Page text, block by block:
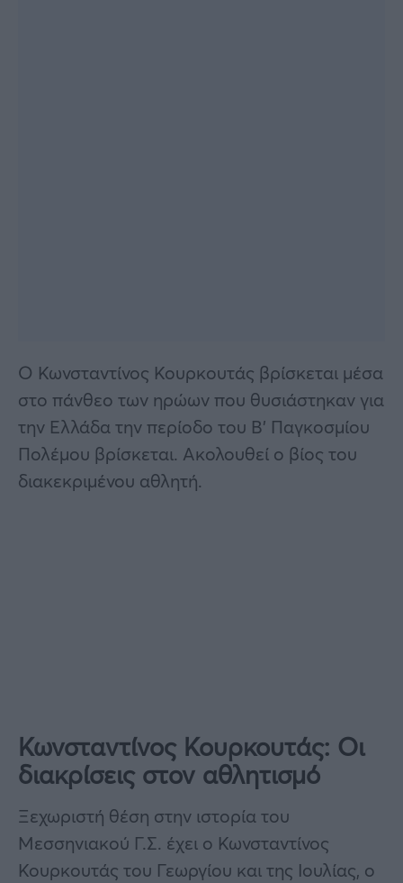
Ο Κωνσταντίνος Κουρκουτάς βρίσκεται μέσα
στο πάνθεο των ηρώων που θυσιάστηκαν για
την Ελλάδα την περίοδο του Β’ Παγκοσμίου
Πολέμου βρίσκεται. Ακολουθεί ο βίος του
διακεκριμένου αθλητή.
Κωνσταντίνος Κουρκουτάς: Οι
διακρίσεις στον αθλητισμό
Ξεχωριστή θέση στην ιστορία του
Μεσσηνιακού Γ.Σ. έχει ο Κωνσταντίνος
Κουρκουτάς του Γεωργίου και της Ιουλίας, ο